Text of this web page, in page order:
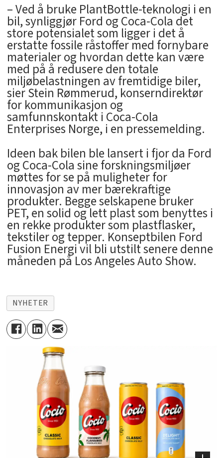
– Ved å bruke PlantBottle-teknologi i en
bil, synliggjør Ford og Coca-Cola det
store potensialet som ligger i det å
erstatte fossile råstoffer med fornybare
materialer og hvordan dette kan være
med på å redusere den totale
miljøbelastningen av fremtidige biler,
sier Stein Rømmerud, konserndirektør
for kommunikasjon og
samfunnskontakt i Coca-Cola
Enterprises Norge, i en pressemelding.
Ideen bak bilen ble lansert i fjor da Ford
og Coca-Cola sine forskningsmiljøer
møttes for se på muligheter for
innovasjon av mer bærekraftige
produkter. Begge selskapene bruker
PET, en solid og lett plast som benyttes i
en rekke produkter som plastflasker,
tekstiler og tepper. Konseptbilen Ford
Fusion Energi vil bli utstilt senere denne
måneden på Los Angeles Auto Show.
NYHETER